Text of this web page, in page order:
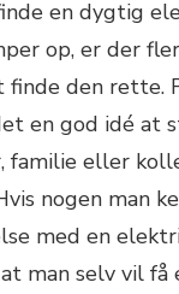
en dygtig
op, er der
finde den rette.
en god idé at
familie eller
nogen man
med en
man selv vil få